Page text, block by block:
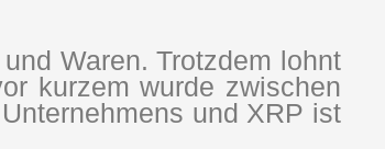
Waren. Trotzdem lohnt
kurzem wurde zwischen
und XRP ist